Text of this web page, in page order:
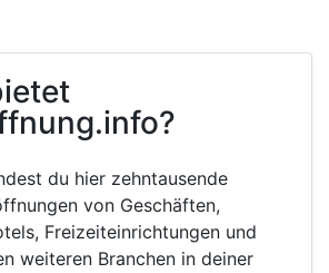
du hier zehntausende
von Geschäften,
Freizeiteinrichtungen und
weiteren Branchen in deiner